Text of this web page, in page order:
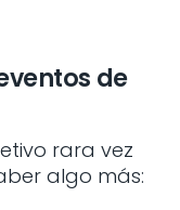
de
rara vez
algo más: